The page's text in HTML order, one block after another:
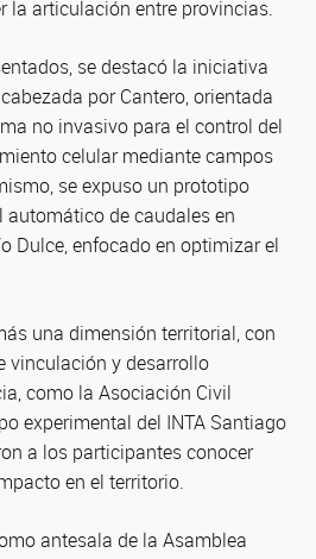
la articulación entre provincias.
se destacó la iniciativa
por Cantero, orientada
no invasivo para el control del
celular mediante campos
se expuso un prototipo
de caudales en
Dulce, enfocado en optimizar el
una dimensión territorial, con
vinculación y desarrollo
como la Asociación Civil
experimental del INTA Santiago
a los participantes conocer
en el territorio.
antesala de la Asamblea